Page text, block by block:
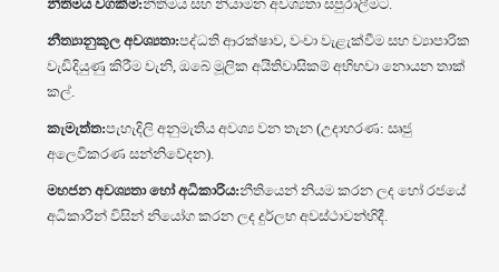
නීතිමය වගකීම්:නීතිමය සහ නියාමන අවශ්‍යතා සපුරාලීමට.
නීත්‍යානුකූල අවශ්‍යතා:පද්ධති ආරක්ෂාව, වංචා වැළැක්වීම සහ ව්‍යාපාරික
වැඩිදියුණු කිරීම වැනි, ඔබේ මූලික අයිතිවාසිකම් අභිභවා නොයන තාක්
කල්.
කැමැත්ත:පැහැදිලි අනුමැතිය අවශ්‍ය වන තැන (උදාහරණ: සෘජු
අලෙවිකරණ සන්නිවේදන).
මහජන අවශ්‍යතා හෝ අධිකාරිය:නීතියෙන් නියම කරන ලද හෝ රජයේ
අධිකාරීන් විසින් නියෝග කරන ලද දුර්ලභ අවස්ථාවන්හිදී.